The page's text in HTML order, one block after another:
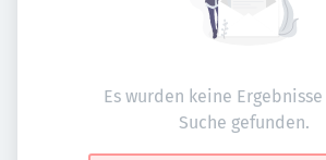
Es wurden keine
Suche gefunden.